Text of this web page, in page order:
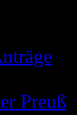
Preuß